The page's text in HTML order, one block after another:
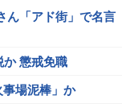
ん「アド街」で名言
懲戒免職
場泥棒」か